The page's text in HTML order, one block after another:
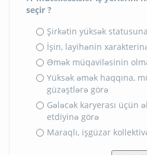
seçir ?
Şirkətin yüksək
İşin, layihənin
Əmək müqaviləsinin
Yüksək əmək haqqına,
güzəştlərə görə
Gələcək karyerası üçün
etdiyinə görə
Maraqlı, işgüzar